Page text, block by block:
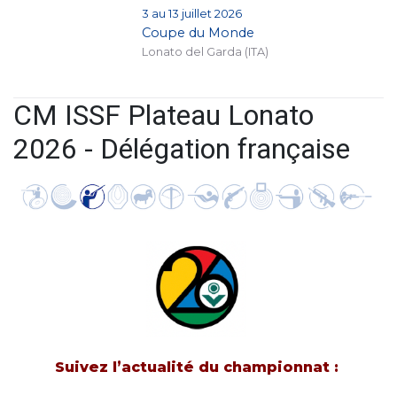
3 au 13 juillet 2026
Coupe du Monde
Lonato del Garda (ITA)
CM ISSF Plateau Lonato
2026 - Délégation française
Suivez l’actualité du championnat :